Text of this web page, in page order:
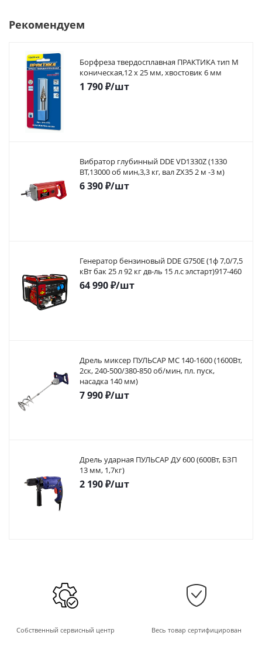
Рекомендуем
Борфреза твердосплавная ПРАКТИКА тип M
коническая,12 х 25 мм, хвостовик 6 мм
1 790₽/шт
Вибратор глубинный DDE VD1330Z (1330
ВТ,13000 об мин,3,3 кг, вал ZX35 2 м -3 м)
6 390₽/шт
Генератор бензиновый DDE G750E (1ф 7,0/7,5
кВт бак 25 л 92 кг дв-ль 15 л.с элстарт)917-460
64 990₽/шт
Дрель миксер ПУЛЬСАР МС 140-1600 (1600Вт,
2ск, 240-500/380-850 об/мин, пл. пуск,
насадка 140 мм)
7 990₽/шт
Дрель ударная ПУЛЬСАР ДУ 600 (600Вт, БЗП
13 мм, 1,7кг)
2 190₽/шт
Собственный сервисный центр Весь товар сертифицирован